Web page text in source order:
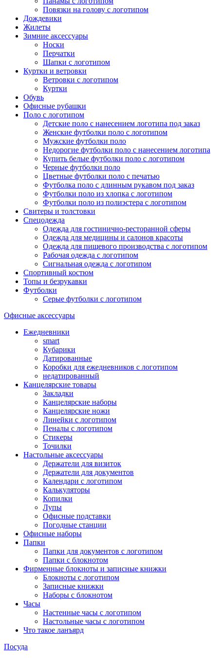
Повязки на голову с логотипом
Дождевики
Жилеты
Зимние аксессуары
Носки
Перчатки
Шапки с логотипом
Куртки и ветровки
Ветровки с логотипом
Куртки
Обувь
Офисные рубашки
Поло с логотипом
Детские поло с нанесением логотипа под заказ
Женские футболки поло с логотипом
Мужские футболки поло
Недорогие футболки поло с нанесением логотипа
Купить белые футболки поло с логотипом
Черные футболки поло
Цветные футболки поло с печатью
Футболка поло с длинным рукавом под заказ
Футболки поло из хлопка с логотипом
Футболки поло из полиэстера с логотипом
Свитеры и толстовки
Спецодежда
Одежда для гостинично-ресторанной сферы
Одежда для медицины и салонов красоты
Одежда для пищевого производства с логотипом
Рабочая одежда с логотипом
Сигнальная одежда с логотипом
Спортивный костюм
Топы и безрукавки
Футболки
Серые футболки с логотипом
Офисные аксессуары
Ежедневники
smart
Кубарики
Датированные
Коробки для ежедневников с логотипом
недатированный
Канцелярские товары
Закладки
Канцелярские наборы
Канцелярские ножи
Линейки с логотипом
Пеналы с логотипом
Стикеры
Точилки
Настольные аксессуары
Держатели для визиток
Держатели для документов
Календари с логотипом
Калькуляторы
Копилки
Лупы
Офисные подставки
Погодные станции
Офисные наборы
Папки
Папки для документов с логотипом
Папки с блокнотом
Фирменные блокноты и записные книжки
Блокноты с логотипом
Записные книжки
Наборы с блокнотом
Часы
Настенные часы с логотипом
Настольные часы с логотипом
Что такое ланъярд
Посуда